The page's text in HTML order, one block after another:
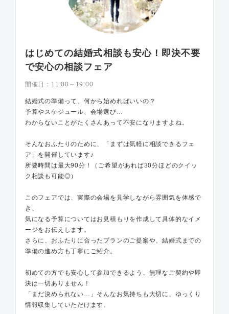
はじめての結婚式相談も安心！即決不要
で安心の相談フェア
開催日： 11:00～19:00
結婚式の準備って、何から始めればいいの？
予算やスケジュール、会場選び…
わからないことがたくさんあって不安になりますよね。
そんなおふたりのために、「まずは気軽に相談できるフェ
ア」を開催しています♪
所要時間は最大90分！（ご希望があれば30分ほどのクイッ
ク相談も可能◎）
このフェアでは、実際の会場を見学しながら雰囲気を体感で
き、
気になる予算についてはお見積もりを作成して具体的なイメ
ージをお伝えします。
さらに、おふたりに合ったプランのご提案や、結婚式までの
準備の進め方も丁寧にご紹介。
初めての方でも安心して参加できるよう、無理なご契約や即
決は一切ありません！
「まだ決められない…」そんなお気持ちも大切に、ゆっくり
情報収集していただけます。